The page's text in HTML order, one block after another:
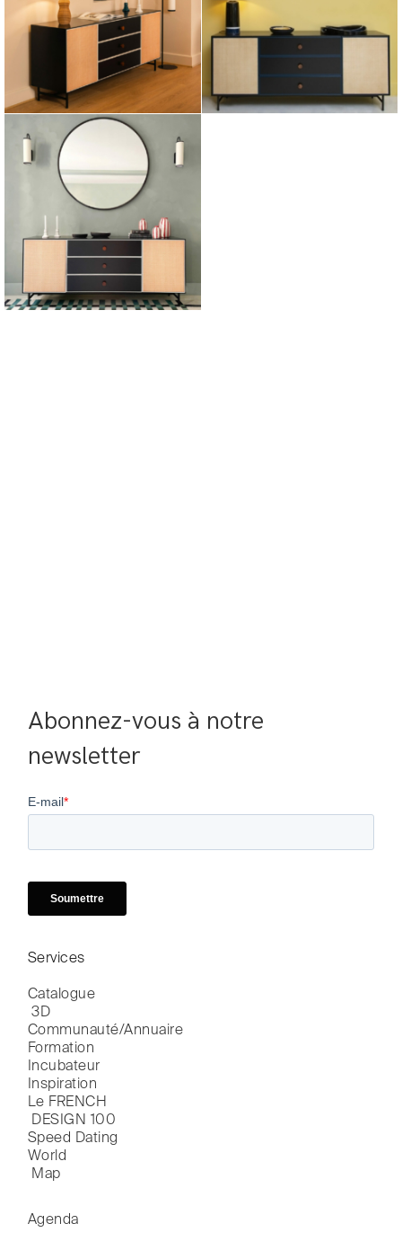
Abonnez-vous à notre
newsletter
Services
Catalogue
3D
Communauté/Annuaire
Formation
Incubateur
Inspiration
Le FRENCH
DESIGN 100
Speed Dating
World
Map
Agenda